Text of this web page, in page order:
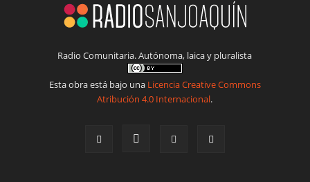
Radio Comunitaria. Autónoma, laica y pluralista
Esta obra está bajo una Licencia Creative Commons
Atribución 4.0 Internacional.